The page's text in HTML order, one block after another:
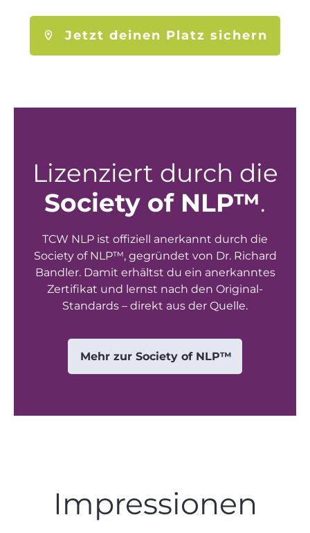
Jetzt deinen Platz sichern
Lizenziert durch die
Society of NLP™.
TCW NLP ist offiziell anerkannt durch die
Society of NLP™, gegründet von Dr. Richard
Bandler. Damit erhältst du ein anerkanntes
Zertifikat und lernst nach den Original-
Standards – direkt aus der Quelle.
Mehr zur Society of NLP™
Impressionen